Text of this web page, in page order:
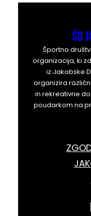
ŠD
Športno
organizacija, ki
iz Jakobske
organizira
in rekreativne
poudarkom na